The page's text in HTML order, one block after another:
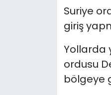
Suriye
giriş
Yollarda
ordusu
bölgeye